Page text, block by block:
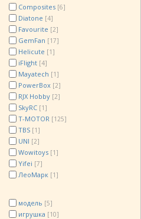
Composites [6]
Diatone [4]
Favourite [2]
GemFan [17]
Helicute [1]
iFlight [4]
Mayatech [1]
PowerBox [2]
RJX Hobby [2]
SkyRC [1]
T-MOTOR [125]
TBS [1]
UNI [2]
Wowitoys [1]
Yifei [7]
ЛеоМарк [1]
модель [5]
игрушка [10]